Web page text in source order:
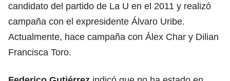
candidato del partido de La U en el 2011 y realizó
campaña con el expresidente Álvaro Uribe.
Actualmente, hace campaña con Álex Char y Dilian
Francisca Toro.